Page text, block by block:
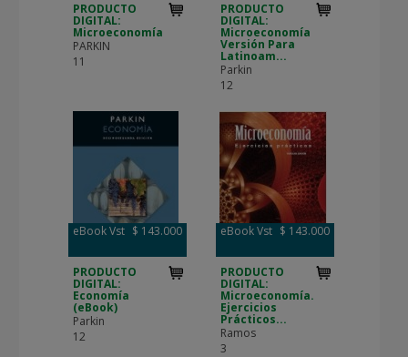
PRODUCTO
DIGITAL:
Microeconomía
PARKIN
11
PRODUCTO
DIGITAL:
Microeconomía
Versión Para
Latinoam...
Parkin
12
eBook Vst $ 143.000
PRODUCTO
DIGITAL:
Economía
(eBook)
Parkin
12
eBook Vst $ 143.000
PRODUCTO
DIGITAL:
Microeconomía.
Ejercicios
Prácticos...
Ramos
3